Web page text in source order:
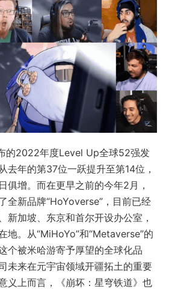
的2022年度Level Up全球52强发
去年的第37位一跃提升至第14位，
俱增。而在更早之前的今年2月，
全新品牌“HoYoverse”，目前已经
新加坡、东京和首尔开设办公室，
地。从“MiHoYo”和“Metaverse”的
个被米哈游寄予厚望的全球化品
未来在元宇宙领域开疆拓土的重要
义上而言，《崩坏：星穹铁道》也